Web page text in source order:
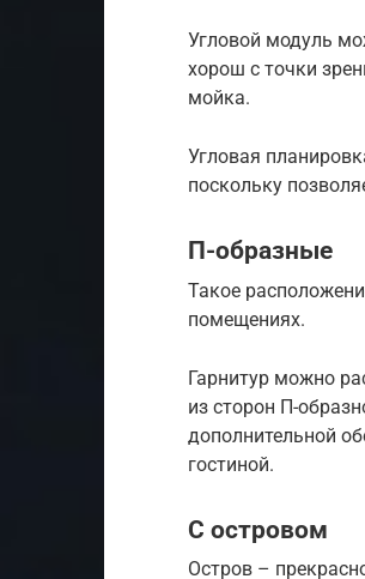
Угловой модуль
хорош с точки
мойка.
Угловая
поскольку
П-образные
Такое
помещениях.
Гарнитур можно
из сторон П-
дополнительной
гостиной.
С островом
Остров –